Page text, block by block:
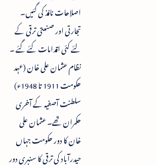
اصلاحات نافذ کی گئیں۔
تجارتی اور صنعتی ترقی کے
لئے کئی اقدامات کئے گئے ۔
نظام عثمان علی خان (عہد
حکومت 1911 تا 1948ء)
سلطنت آصفیہ کے آخری
حکمران تھے۔ عثمان علی
خان کا دور حکومت جہاں
حیدرآباد کی ترقی کا سنہری دور